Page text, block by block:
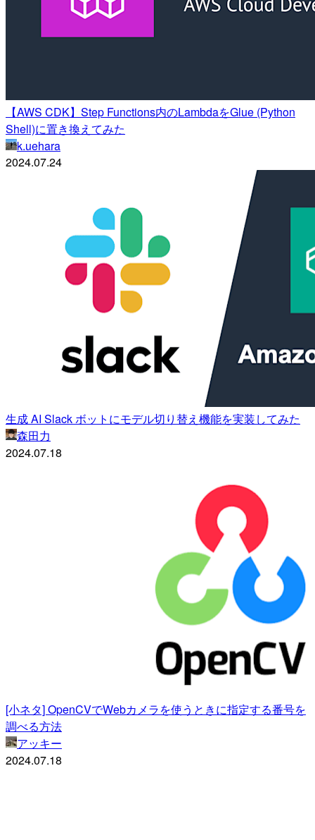
【AWS CDK】Step Functions内のLambdaをGlue (Python
Shell)に置き換えてみた
k.uehara
2024.07.24
生成 AI Slack ボットにモデル切り替え機能を実装してみた
森田力
2024.07.18
[小ネタ] OpenCVでWebカメラを使うときに指定する番号を
調べる方法
アッキー
2024.07.18